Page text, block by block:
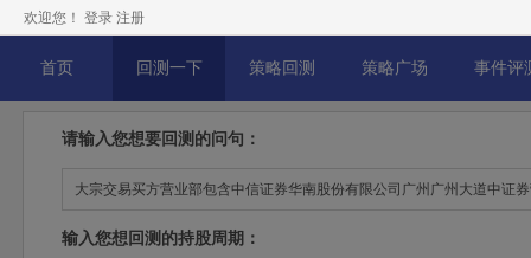
欢迎您！ 登录 注册
首页 回测一下 策略回测 策略广场 事件评
请输入您想要回测的问句：
输入您想回测的持股周期：